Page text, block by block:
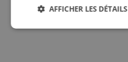
AFFICHER LES DÉTAILS